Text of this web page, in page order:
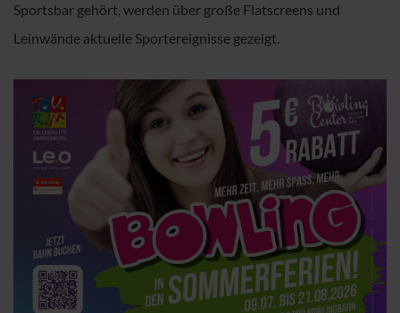
Sportsbar gehört, werden über große Flatscreens und
Leinwände aktuelle Sportereignisse gezeigt.